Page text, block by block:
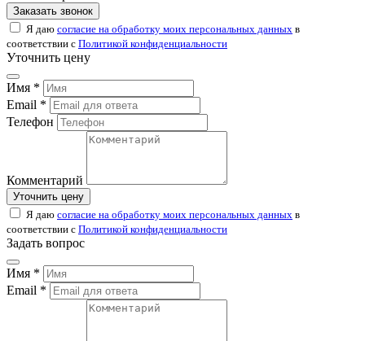
Заказать звонок
Я даю согласие на обработку моих персональных данных в
соответствии с Политикой конфиденциальности
Уточнить цену
Имя *
Email *
Телефон
Комментарий
Уточнить цену
Я даю согласие на обработку моих персональных данных в
соответствии с Политикой конфиденциальности
Задать вопрос
Имя *
Email *